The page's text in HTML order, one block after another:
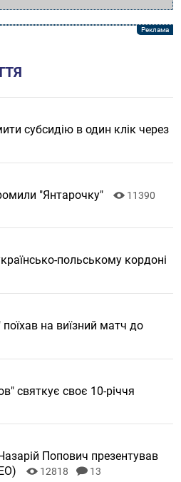
субсидію в один клік через
"Янтарочку"
11390
польському кордоні
на виїзний матч до
святкує своє 10-річчя
Попович презентував
12818 13